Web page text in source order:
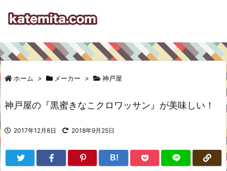
ホーム > メーカー > 神戸屋
神戸屋の『黒蜜きなこクロワッサン』が美味しい！
2017年12月8日 2018年9月25日
B!